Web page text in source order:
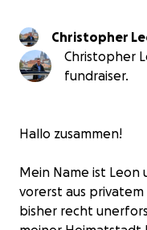
Christopher
Christopher
fundraiser.
Hallo zusammen!
Mein Name ist Leon
vorerst aus
bisher recht